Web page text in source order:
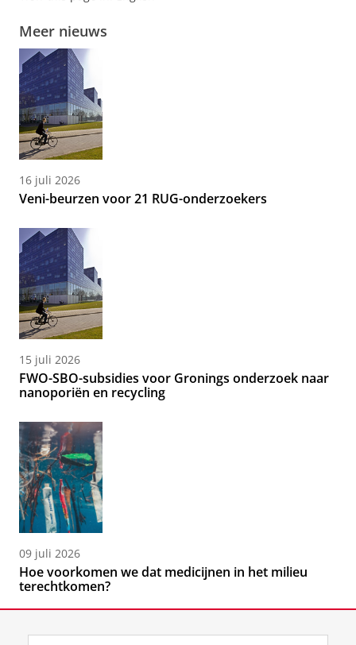
Meer nieuws
16 juli 2026
Veni-beurzen voor 21 RUG-onderzoekers
15 juli 2026
FWO-SBO-subsidies voor Gronings onderzoek naar
nanoporiën en recycling
09 juli 2026
Hoe voorkomen we dat medicijnen in het milieu
terechtkomen?